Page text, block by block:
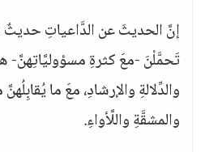
إنَّ الحديثَ عن الدَّاعياتِ
تَحمَّلْنَ -معَ كثرةِ مسؤوليَّاتِهنَّ-
والدِّلالةِ والإرشادِ، معَ ما
والمشقَّةِ واللَّأواءِ.